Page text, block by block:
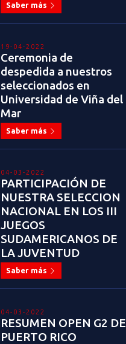
Saber más
19-04-2022
Ceremonia de
despedida a nuestros
seleccionados en
Universidad de Viña del
Mar
Saber más
04-03-2022
PARTICIPACIÓN DE
NUESTRA SELECCION
NACIONAL EN LOS III
JUEGOS
SUDAMERICANOS DE
LA JUVENTUD
Saber más
04-03-2022
RESUMEN OPEN G2 DE
PUERTO RICO